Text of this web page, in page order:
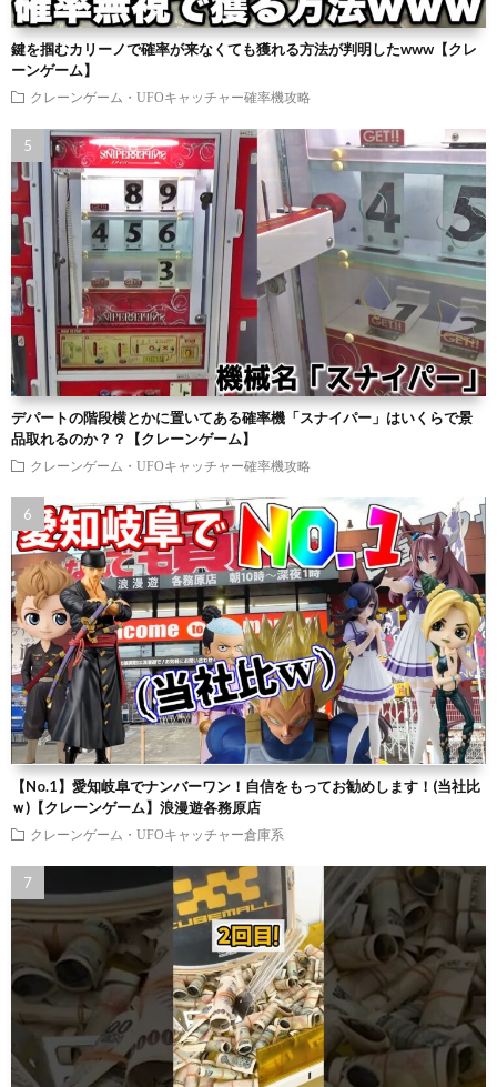
鍵を掴むカリーノで確率が来なくても獲れる方法が判明したwww【クレ
ーンゲーム】
クレーンゲーム・UFOキャッチャー確率機攻略
デパートの階段横とかに置いてある確率機「スナイパー」はいくらで景
品取れるのか？？【クレーンゲーム】
クレーンゲーム・UFOキャッチャー確率機攻略
【No.1】愛知岐阜でナンバーワン！自信をもってお勧めします！(当社比
ｗ)【クレーンゲーム】浪漫遊各務原店
クレーンゲーム・UFOキャッチャー倉庫系